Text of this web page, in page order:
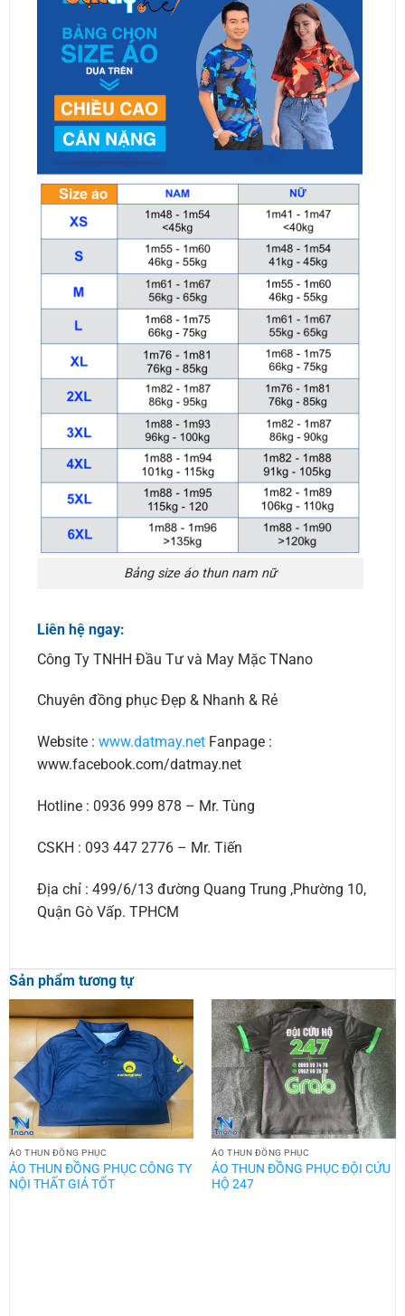
Bảng size áo thun nam nữ
Liên hệ ngay:
Công Ty TNHH Đầu Tư và May Mặc TNano
Chuyên đồng phục Đẹp & Nhanh & Rẻ
Website : www.datmay.netFanpage :
www.facebook.com/datmay.net
Hotline : 0936 999 878 – Mr. Tùng
CSKH : 093 447 2776 – Mr. Tiến
Địa chỉ : 499/6/13 đường Quang Trung ,Phường 10,
Quận Gò Vấp. TPHCM
Sản phẩm tương tự
ÁO THUN ĐỒNG PHỤC
ÁO THUN ĐỒNG PHỤC CÔNG TY
NỘI THẤT GIÁ TỐT
ÁO THUN ĐỒNG PHỤC
ÁO THUN ĐỒNG PHỤC ĐỘI CỨU
HỘ 247